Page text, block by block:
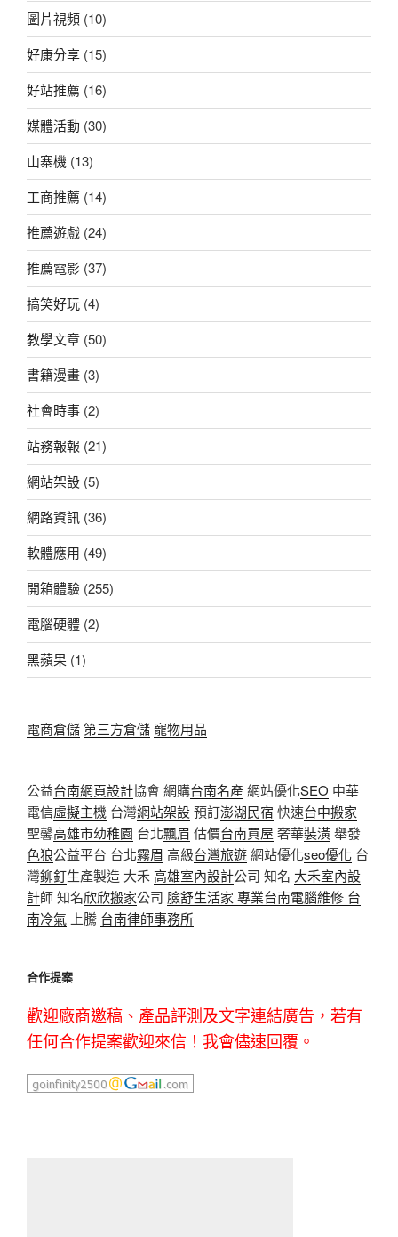
圖片視頻 (10)
好康分享 (15)
好站推薦 (16)
媒體活動 (30)
山寨機 (13)
工商推薦 (14)
推薦遊戲 (24)
推薦電影 (37)
搞笑好玩 (4)
教學文章 (50)
書籍漫畫 (3)
社會時事 (2)
站務報報 (21)
網站架設 (5)
網路資訊 (36)
軟體應用 (49)
開箱體驗 (255)
電腦硬體 (2)
黑蘋果 (1)
電商倉儲第三方倉儲寵物用品
公益台南網頁設計協會 網購台南名產網站優化SEO 中華
電信虛擬主機 台灣網站架設預訂澎湖民宿 快速台中搬家
聖馨高雄市幼稚園 台北飄眉 估價台南買屋 奢華裝潢舉發
色狼公益平台 台北霧眉 高級台灣旅遊網站優化seo優化 台
灣鉚釘生產製造 大禾高雄室內設計公司 知名 大禾室內設
計師 知名欣欣搬家公司 臉舒生活家 專業台南電腦維修 台
南冷氣 上騰 台南律師事務所
合作提案
歡迎廠商邀稿、產品評測及文字連結廣告，若有
任何合作提案歡迎來信！我會儘速回覆。